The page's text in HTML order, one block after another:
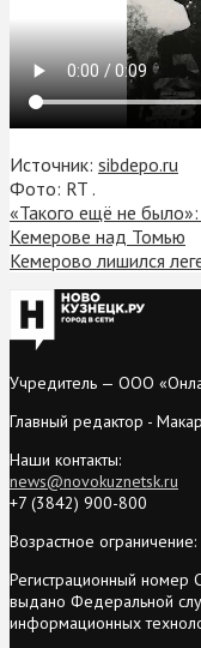
Источник: sibdepo.ru
Фото: RT .
«Такого ещё не
Кемерове над Томью
Кемерово лишился
Учредитель — ООО
Главный редактор -
Наши контакты:
news@novokuznetsk.ru
+7 (3842) 900-800
Возрастное
Регистрационный
выдано Федеральной
информационных